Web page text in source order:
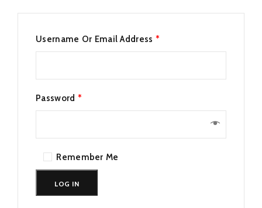
Username Or Email Address *
Password *
Remember Me
LOG IN